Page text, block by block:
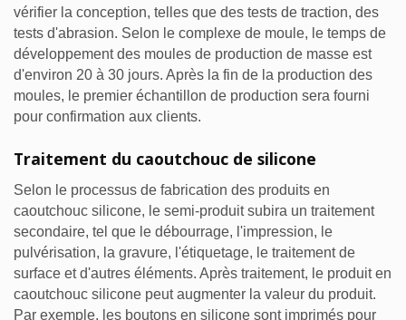
vérifier la conception, telles que des tests de traction, des
tests d'abrasion. Selon le complexe de moule, le temps de
développement des moules de production de masse est
d'environ 20 à 30 jours. Après la fin de la production des
moules, le premier échantillon de production sera fourni
pour confirmation aux clients.
Traitement du caoutchouc de silicone
Selon le processus de fabrication des produits en
caoutchouc silicone, le semi-produit subira un traitement
secondaire, tel que le débourrage, l'impression, le
pulvérisation, la gravure, l'étiquetage, le traitement de
surface et d'autres éléments. Après traitement, le produit en
caoutchouc silicone peut augmenter la valeur du produit.
Par exemple, les boutons en silicone sont imprimés pour